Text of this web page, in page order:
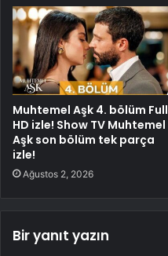
Muhtemel Aşk 4. bölüm Full
HD izle! Show TV Muhtemel
Aşk son bölüm tek parça
izle!
Ağustos 2, 2026
Bir yanıt yazın